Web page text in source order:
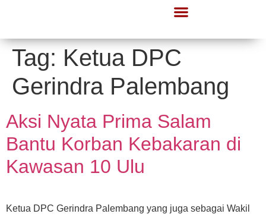
Tag: Ketua DPC
Gerindra Palembang
Aksi Nyata Prima Salam
Bantu Korban Kebakaran di
Kawasan 10 Ulu
Ketua DPC Gerindra Palembang yang juga sebagai Wakil